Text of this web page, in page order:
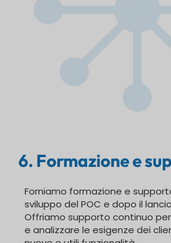
6. Formazione e
Forniamo formazione e
sviluppo del POC e dopo il
Offriamo supporto continuo
e analizzare le esigenze dei